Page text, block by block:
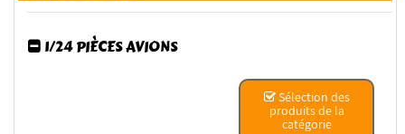
1/24 PIÈCES AVIONS
Sélection des
produits de la
catégorie